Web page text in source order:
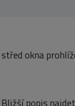
okna
popis